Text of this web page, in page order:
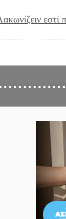
εστί